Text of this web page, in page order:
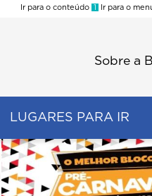
Ir para o conteúdo 1 Ir para o
Sobre a
LUGARES PARA IR